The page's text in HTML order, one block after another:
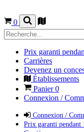
0
Prix garanti
Carrières
Devenez un
Établissements
Panier0
Connexion /
Connexion /
Prix garanti pendant